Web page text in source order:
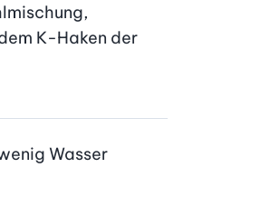
K-Haken der
Wasser